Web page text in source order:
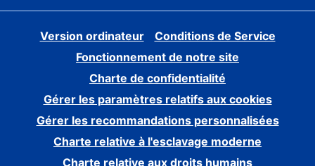
Version ordinateur
Conditions de Service
Fonctionnement de notre site
Charte de confidentialité
Gérer les paramètres relatifs aux cookies
Gérer les recommandations personnalisées
Charte relative à l'esclavage moderne
Charte relative aux droits humains